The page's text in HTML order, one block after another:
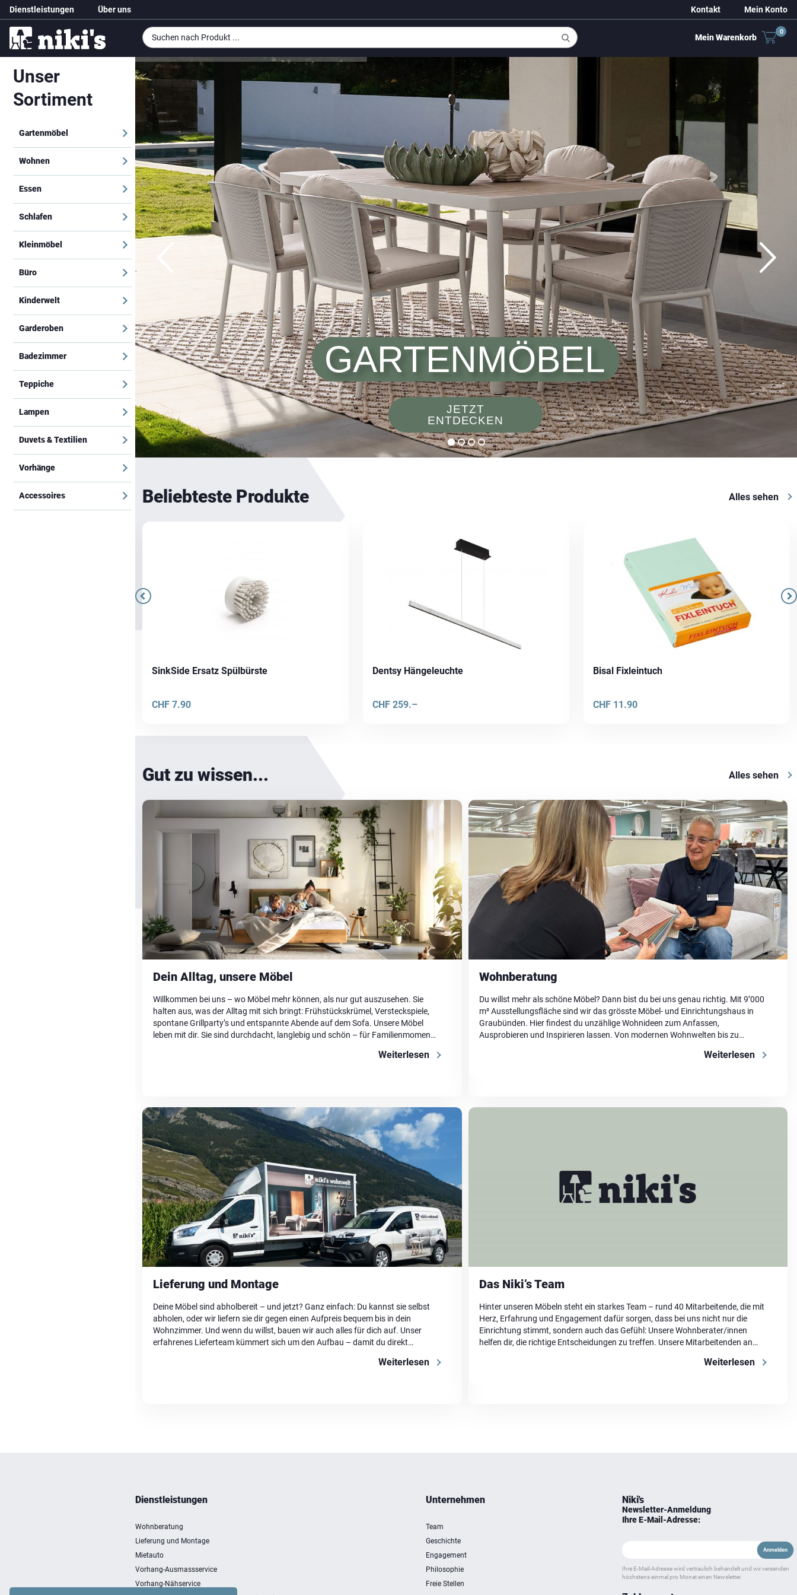
Dienstleistungen Über uns Kontakt Mein Konto
Mein Warenkorb
0
Unser
Sortiment
Gartenmöbel
Wohnen
Essen
Schlafen
Kleinmöbel
Büro
Kinderwelt
Garderoben
Badezimmer
Teppiche
Lampen
Duvets & Textilien
Vorhänge
Accessoires
GARTENMÖBEL
JETZT
ENTDECKEN
Beliebteste Produkte Alles sehen
SinkSide Ersatz Spülbürste
CHF 7.90
Dentsy Hängeleuchte
CHF 259.–
Bisal Fixleintuch
CHF 11.90
Gut zu wissen... Alles sehen
Dein Alltag, unsere Möbel
Willkommen bei uns – wo Möbel mehr können, als nur gut auszusehen. Sie
halten aus, was der Alltag mit sich bringt: Frühstückskrümel, Versteckspiele,
spontane Grillparty’s und entspannte Abende auf dem Sofa. Unsere Möbel
leben mit dir. Sie sind durchdacht, langlebig und schön – für Familienmomente,
Weiterlesen
Wohnberatung
Du willst mehr als schöne Möbel? Dann bist du bei uns genau richtig. Mit 9’000
m² Ausstellungsfläche sind wir das grösste Möbel- und Einrichtungshaus in
Graubünden. Hier findest du unzählige Wohnideen zum Anfassen,
Ausprobieren und Inspirieren lassen. Von modernen Wohnwelten bis zu
Weiterlesen
Lieferung und Montage
Deine Möbel sind abholbereit – und jetzt? Ganz einfach: Du kannst sie selbst
abholen, oder wir liefern sie dir gegen einen Aufpreis bequem bis in dein
Wohnzimmer. Und wenn du willst, bauen wir auch alles für dich auf. Unser
erfahrenes Lieferteam kümmert sich um den Aufbau – damit du direkt
Weiterlesen
Das Niki’s Team
Hinter unseren Möbeln steht ein starkes Team – rund 40 Mitarbeitende, die mit
Herz, Erfahrung und Engagement dafür sorgen, dass bei uns nicht nur die
Einrichtung stimmt, sondern auch das Gefühl: Unsere Wohnberater/innen
helfen dir, die richtige Entscheidungen zu treffen. Unsere Mitarbeitenden an
Weiterlesen
Dienstleistungen
Wohnberatung
Lieferung und Montage
Mietauto
Vorhang-Ausmassservice
Vorhang-Nähservice
Unternehmen
Team
Geschichte
Engagement
Philosophie
Freie Stellen
Niki's
Newsletter-Anmeldung
Ihre E-Mail-Adresse:
Ihre E-Mail-Adresse wird vertraulich behandelt und wir versenden
höchstens einmal pro Monat einen Newsletter.